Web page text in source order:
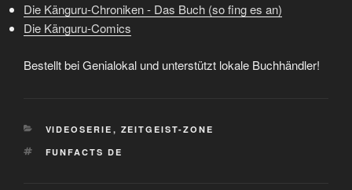
Die Känguru-Chroniken - Das Buch (so fing es an)
Die Känguru-Comics
Bestellt bei Genialokal und unterstützt lokale Buchhändler!
KATEGORIEN
VIDEOSERIE , ZEITGEIST-ZONE
SCHLAGWÖRTER
FUNFACTS DE